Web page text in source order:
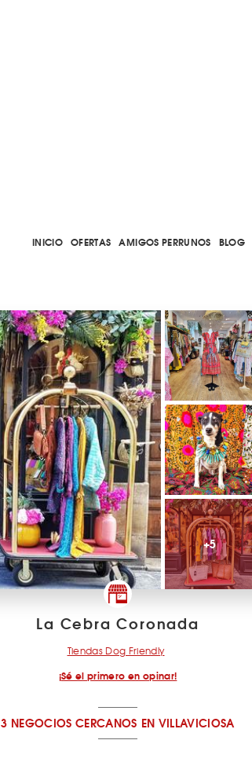
INICIO OFERTAS AMIGOS PERRUNOS BLOG
+5
La Cebra Coronada
Tiendas Dog Friendly
¡Sé el primero en opinar!
3 NEGOCIOS CERCANOS EN VILLAVICIOSA